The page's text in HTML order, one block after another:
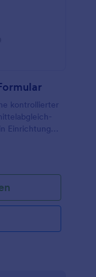
kontrollierter
Einrichtungen